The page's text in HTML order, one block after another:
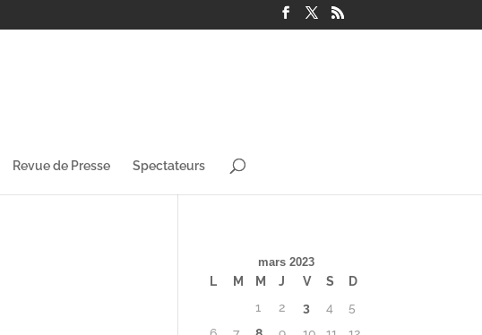
Revue de Presse Spectateurs
mars 2023
L M M J V S
D
1
2 3 4
5